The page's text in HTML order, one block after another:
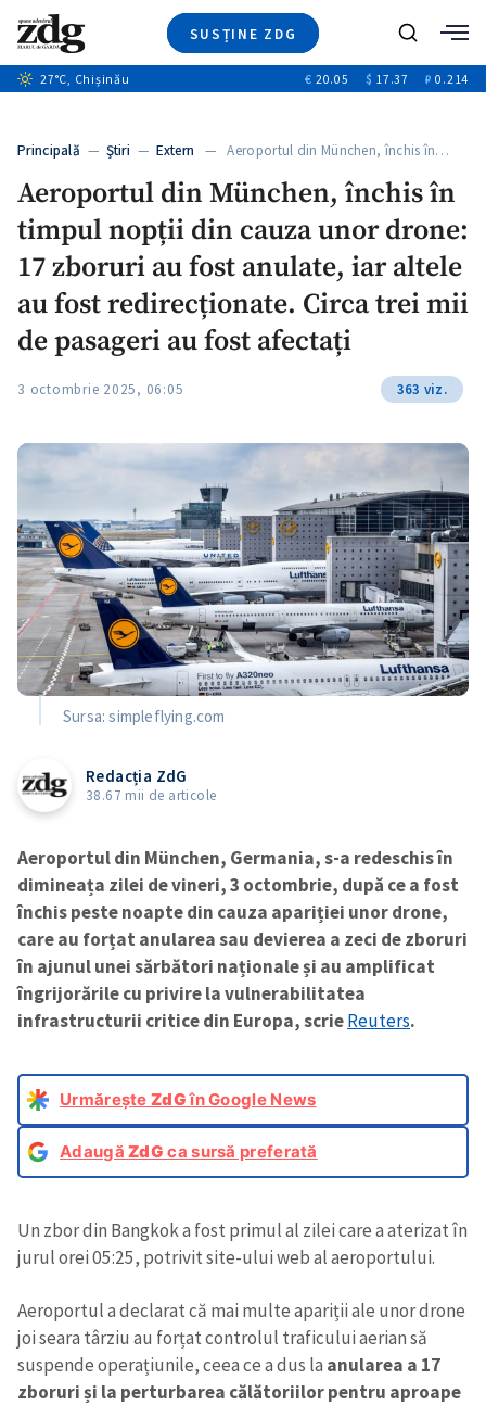
SUSȚINE ZDG
Ştiri
+6
Video
Special
ZdGust
Caută
27°C, Chișinău € 20.05 $ 17.37 ₽ 0.214
Principală — Ştiri — Extern — Aeroportul din München, închis în…
Aeroportul din München, închis în
timpul nopții din cauza unor drone:
17 zboruri au fost anulate, iar altele
au fost redirecționate. Circa trei mii
de pasageri au fost afectați
3 octombrie 2025, 06:05 363 viz.
Sursa: simpleflying.com
Redacția ZdG
38.67 mii de articole
Aeroportul din München, Germania, s-a redeschis în
dimineața zilei de vineri, 3 octombrie, după ce a fost
închis peste noapte din cauza apariției unor drone,
care au forțat anularea sau devierea a zeci de zboruri
în ajunul unei sărbători naționale și au amplificat
îngrijorările cu privire la vulnerabilitatea
infrastructurii critice din Europa, scrieReuters.
Urmărește ZdGîn Google News
AdaugăZdG ca sursă preferată
Un zbor din Bangkok a fost primul al zilei care a aterizat în
jurul orei 05:25, potrivit site-ului web al aeroportului.
Aeroportul a declarat că mai multe apariții ale unor drone
joi seara târziu au forțat controlul traficului aerian să
suspende operațiunile, ceea ce a dus la anularea a 17
zboruri și la perturbarea călătoriilor pentru aproape